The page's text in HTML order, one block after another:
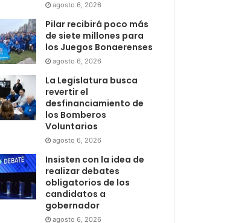
agosto 6, 2026
Pilar recibirá poco más
de siete millones para
los Juegos Bonaerenses
agosto 6, 2026
La Legislatura busca
revertir el
desfinanciamiento de
los Bomberos
Voluntarios
agosto 6, 2026
Insisten con la idea de
realizar debates
obligatorios de los
candidatos a
gobernador
agosto 6, 2026